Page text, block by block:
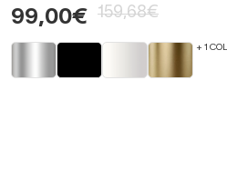
99,00€ 159,68€
+ 1